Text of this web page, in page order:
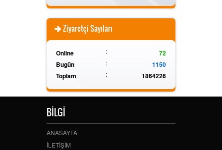
Ziyaretçi Sayıları
Online :
72
Bugün
:
1150
Toplam
: 1864226
BİLGİ
ANASAYFA
İLETİŞİM